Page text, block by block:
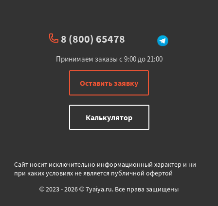
8 (800) 65478
Принимаем заказы с 9:00 до 21:00
Оставить заявку
Калькулятор
Сайт носит исключительно информационный характер и ни
при каких условиях не является публичной офертой
© 2023 - 2026 © 7yaiya.ru. Все права защищены